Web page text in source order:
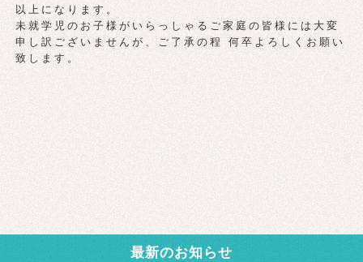
以上になります。
未就学児のお子様がいらっしゃるご家庭の皆様には大変
申し訳ございませんが、ご了承の程 何卒よろしくお願い
致します。
最新のお知らせ